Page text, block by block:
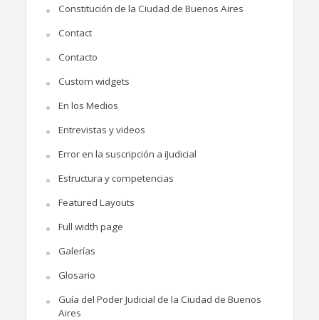
Constitución de la Ciudad de Buenos Aires
Contact
Contacto
Custom widgets
En los Medios
Entrevistas y videos
Error en la suscripción a iJudicial
Estructura y competencias
Featured Layouts
Full width page
Galerías
Glosario
Guía del Poder Judicial de la Ciudad de Buenos
Aires